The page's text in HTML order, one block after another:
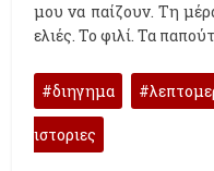
μου να παίζουν. Τη
ελιές. Το φιλί. Τα
διηγημα
ιστοριες